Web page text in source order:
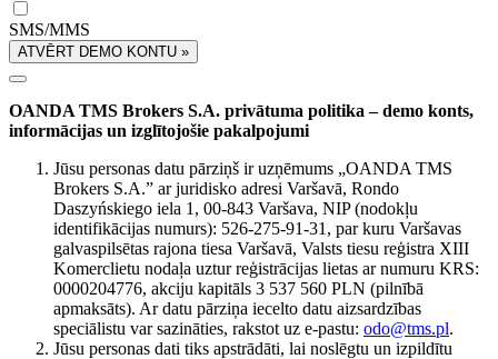
SMS/MMS
ATVĒRT DEMO KONTU »
OANDA TMS Brokers S.A. privātuma politika – demo konts,
informācijas un izglītojošie pakalpojumi
Jūsu personas datu pārziņš ir uzņēmums „OANDA TMS
Brokers S.A.” ar juridisko adresi Varšavā, Rondo
Daszyńskiego iela 1, 00-843 Varšava, NIP (nodokļu
identifikācijas numurs): 526-275-91-31, par kuru Varšavas
galvaspilsētas rajona tiesa Varšavā, Valsts tiesu reģistra XIII
Komerclietu nodaļa uztur reģistrācijas lietas ar numuru KRS:
0000204776, akciju kapitāls 3 537 560 PLN (pilnībā
apmaksāts). Ar datu pārziņa iecelto datu aizsardzības
speciālistu var sazināties, rakstot uz e-pastu: odo@tms.pl.
Jūsu personas dati tiks apstrādāti, lai noslēgtu un izpildītu